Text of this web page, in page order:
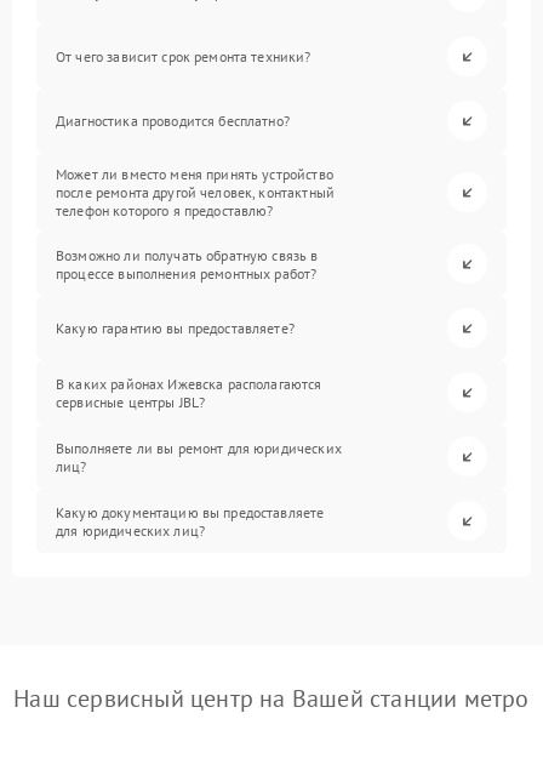
От чего зависит срок ремонта техники?
Диагностика проводится бесплатно?
Может ли вместо меня принять устройство
после ремонта другой человек, контактный
телефон которого я предоставлю?
Возможно ли получать обратную связь в
процессе выполнения ремонтных работ?
Какую гарантию вы предоставляете?
В каких районах Ижевска располагаются
сервисные центры JBL?
Выполняете ли вы ремонт для юридических
лиц?
Какую документацию вы предоставляете
для юридических лиц?
Наш сервисный центр на Вашей станции метро